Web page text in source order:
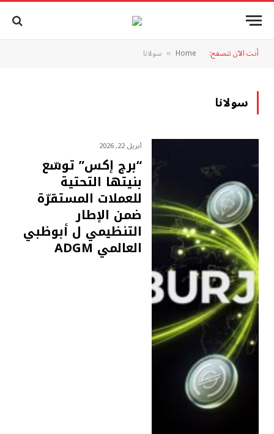
أنت الآن تتصفح: Home
» سولانا
سولانا
أبريل 22, 2026
“برج إكس” توسّع
بنيتها التحتية
للعملات المستقرّة
ضمن الإطار
التنظيمي ل أبوظبي
العالمي ADGM